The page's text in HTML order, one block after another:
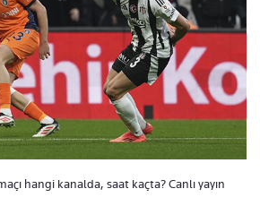
hangi kanalda, saat kaçta? Canlı yayın